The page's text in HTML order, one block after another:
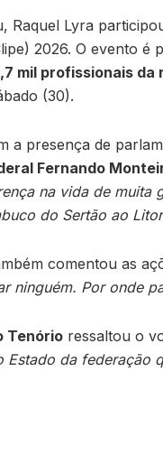
Raquel Lyra
2026. O evento é
mil profissionais da
(30).
a presença de
Fernando
na vida de muita
do Sertão ao
comentou as
ninguém. Por onde
Tenório ressaltou o
Estado da federação